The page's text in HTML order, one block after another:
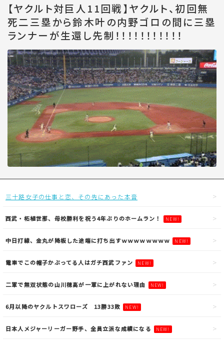
【ヤクルト対巨人11回戦】ヤクルト、初回無
死二三塁から鈴木叶の内野ゴロの間に三塁
ランナーが生還し先制！！！！！！！！！！！
三十路女子の仕事と恋、その先にあった本音
西武・柘植世那、母校勝利を祝う4年ぶりのホームラン！ NEW!
中日打線、金丸が降板した途端に打ち出すｗｗｗｗｗｗｗｗ NEW!
電車でこの帽子かぶってる人はガチ西武ファン NEW!
二軍で無双状態の山川穂高が一軍に上がれない理由 NEW!
6月以降のヤクルトスワローズ 13勝33敗 NEW!
日本人メジャーリーガー野手、全員立派な成績になる NEW!